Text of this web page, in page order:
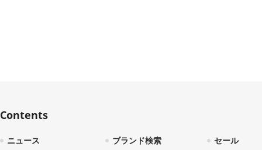
Contents
ニュース ブランド検索 セール